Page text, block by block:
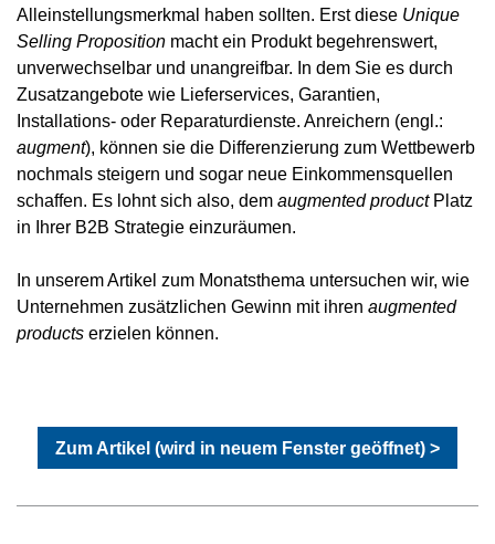
Alleinstellungsmerkmal haben sollten. Erst diese Unique
Selling Proposition macht ein Produkt begehrenswert,
unverwechselbar und unangreifbar. In dem Sie es durch
Zusatzangebote wie Lieferservices, Garantien,
Installations- oder Reparaturdienste. Anreichern (engl.:
augment), können sie die Differenzierung zum Wettbewerb
nochmals steigern und sogar neue Einkommensquellen
schaffen. Es lohnt sich also, dem augmented productPlatz
in Ihrer B2B Strategie einzuräumen.
In unserem Artikel zum Monatsthema untersuchen wir, wie
Unternehmen zusätzlichen Gewinn mit ihren augmented
products erzielen können.
Zum Artikel (wird in neuem Fenster geöffnet) >